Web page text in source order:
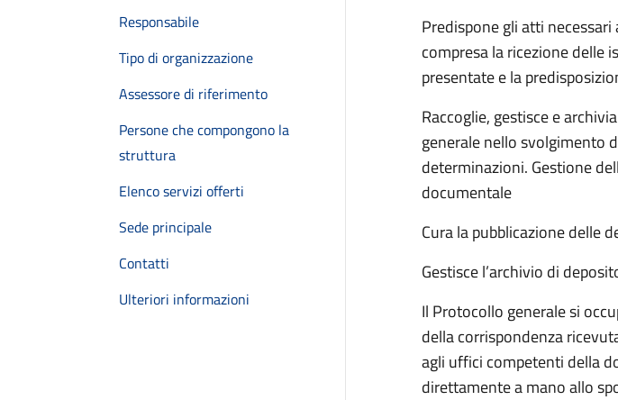
Responsabile
Tipo di organizzazione
Assessore di riferimento
Persone che compongono la
struttura
Elenco servizi offerti
Sede principale
Contatti
Ulteriori informazioni
Predispone gli atti
compresa la ricezione delle
presentate e la
Raccoglie, gestisce e
generale nello svolgimento
determinazioni. Gestione
documentale
Cura la pubblicazione delle
Gestisce l’archivio di
Il Protocollo generale si
della corrispondenza
agli uffici competenti della
direttamente a mano allo